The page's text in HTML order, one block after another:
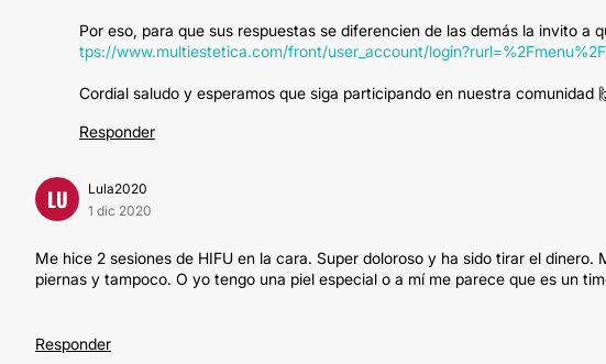
Por eso, para que sus respuestas se diferencien de las demás la invito a
tps://www.multiestetica.com/front/user_account/
Cordial saludo y esperamos que siga participando en nuestra comunidad
Responder
LU
Lula2020
1 dic 2020
Me hice 2 sesiones de HIFU en la cara. Super doloroso y ha sido tirar el
piernas y tampoco. O yo tengo una piel especial o a mí me parece que es un
Responder